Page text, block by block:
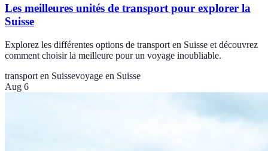
Les meilleures unités de transport pour explorer la
Suisse
Explorez les différentes options de transport en Suisse et découvrez
comment choisir la meilleure pour un voyage inoubliable.
transport en Suissevoyage en Suisse
Aug 6